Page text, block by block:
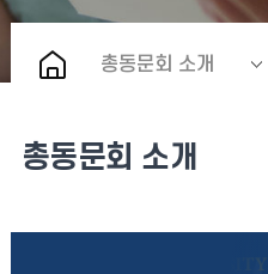
총동문회 소개
총동문회 소개